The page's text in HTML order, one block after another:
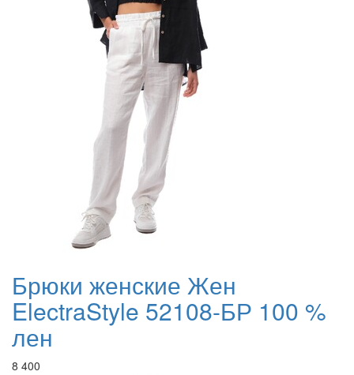
Брюки женские Жен
ElectraStyle 52108-БР 100 %
лен
8 400